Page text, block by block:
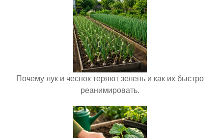
Почему лук и чеснок теряют зелень и как их быстро
реанимировать.